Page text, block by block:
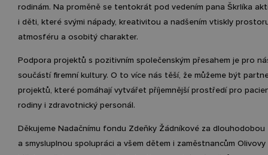
rodinám. Na proměně se tentokrát pod vedením pana Škrlíka
i děti, které svými nápady, kreativitou a nadšením vtiskly
atmosféru a osobitý charakter.
Podpora projektů s pozitivním společenským přesahem je pro
součástí firemní kultury. O to více nás těší, že můžeme být
projektů, které pomáhají vytvářet příjemnější prostředí pro
rodiny i zdravotnický personál.
Děkujeme Nadačnímu fondu Zdeňky Žádníkové za dlouhodobou
a smysluplnou spolupráci a všem dětem i zaměstnancům